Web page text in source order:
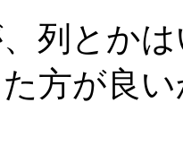
列とか
方が良